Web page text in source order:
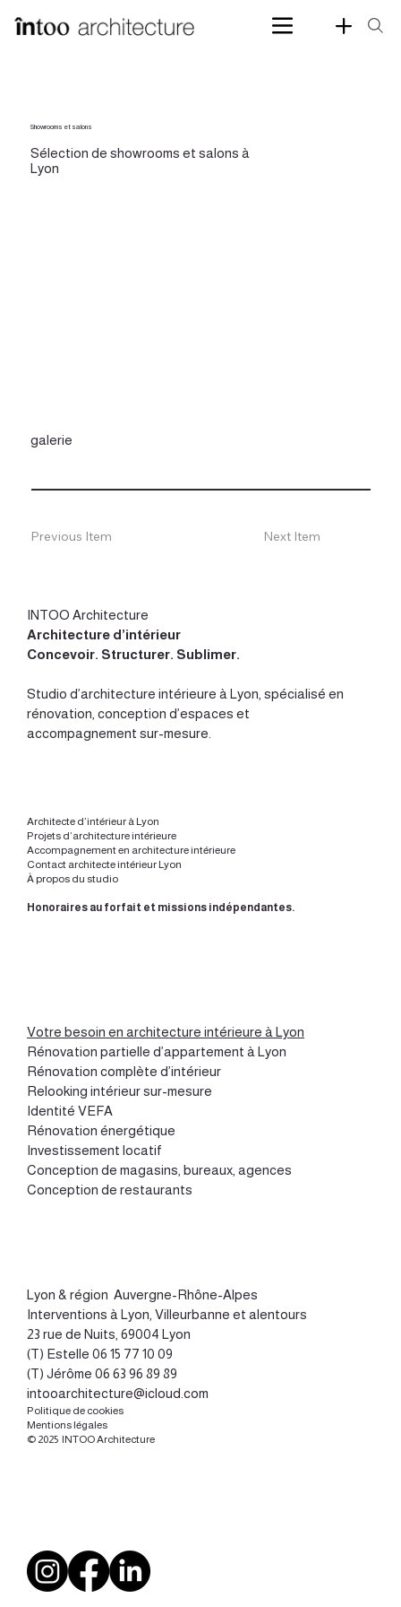
Showrooms et salons
Sélection de showrooms et salons à
Lyon
galerie
Previous Item Next Item
INTOO Architecture
Architecture d’intérieur
Concevoir. Structurer. Sublimer.
Studio d’architecture intérieure à Lyon , spécialisé en
rénovation, conception d’espaces et
accompagnement sur-mesure.
Architecte d’intérieur à Lyon
Projets d’architecture intérieure
Accompagnement en architecture intérieure
Contact architecte intérieur Lyon
À propos du studio
Honoraires au forfait et missions indépendantes.
Votre besoin en architecture intérieure à Lyon
Rénovation partielle d’appartement à Lyon
Rénovation complète d’intérieur
Relooking intérieur sur-mesure
Identité VEFA
Rénovation énergétique
Investissement locatif
Conception de magasins, bureaux, agences
Conception de restaurants
Lyon & région Auvergne-Rhône-Alpes
Interventions à Lyon, Villeurbanne et alentours
23 rue de Nuits, 69004 Lyon
(T) Estelle 06 15 77 10 09
(T) Jérôme 06 63 96 89 89
intooarchitecture@icloud.com
Politique de cookies
Mentions légales
© 2025 INTOO Architecture